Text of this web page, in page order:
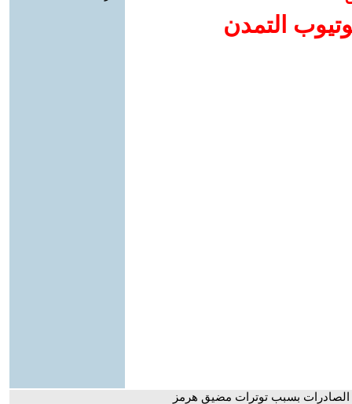
التمدن
الصادرات بسبب توترات مضيق هرمز